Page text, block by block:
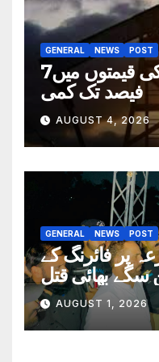
GENERAL NEWS POST
عالمی منڈی میں تیل کی قیمتوں میں7
فیصد تک کمی
AUGUST 4, 2026
GENERAL NEWS POST
پر فائرنگ کے
سگے بھائی قتل
AUGUST 1, 2026